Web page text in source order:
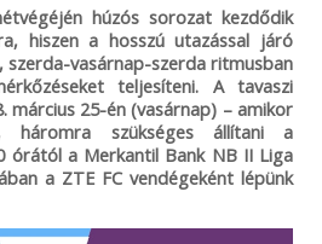
húzós sorozat kezdődik
hiszen a hosszú utazással járó
szerda-vasárnap-szerda ritmusban
teljesíteni. A tavaszi
március 25-én (vasárnap) – amikor
háromra szükséges állítani a
órától a Merkantil Bank NB II Liga
a ZTE FC vendégeként lépünk